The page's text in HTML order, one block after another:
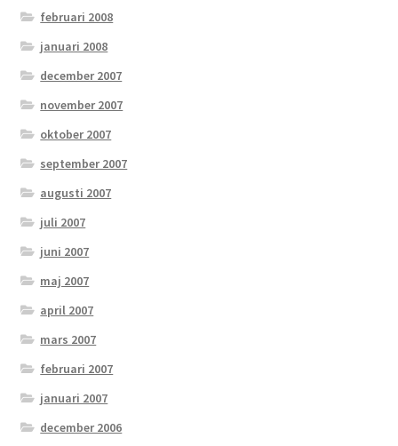
februari 2008
januari 2008
december 2007
november 2007
oktober 2007
september 2007
augusti 2007
juli 2007
juni 2007
maj 2007
april 2007
mars 2007
februari 2007
januari 2007
december 2006